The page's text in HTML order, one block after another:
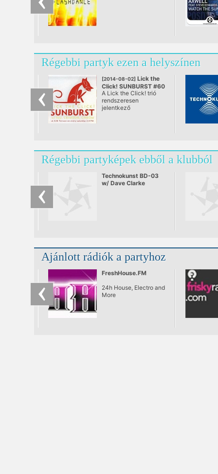
Régebbi partyk ezen a helyszínen
[2014-08-02] Lick the
Click! SUNBURST #60
@ A38, Budapest
A Lick the Click! trió
rendszeresen
jelentkező
se nem before. Ebéd
utáni lazulás a Dunán.
Bólogatós,
kézfelrakós,
mosolygós zenék,
remek italok egészen
Régebbi partyképek ebből a klubból
Technokunst BD-03
w/ Dave Clarke
Ajánlott rádiók a partyhoz
FreshHouse.FM
24h House, Electro and
More